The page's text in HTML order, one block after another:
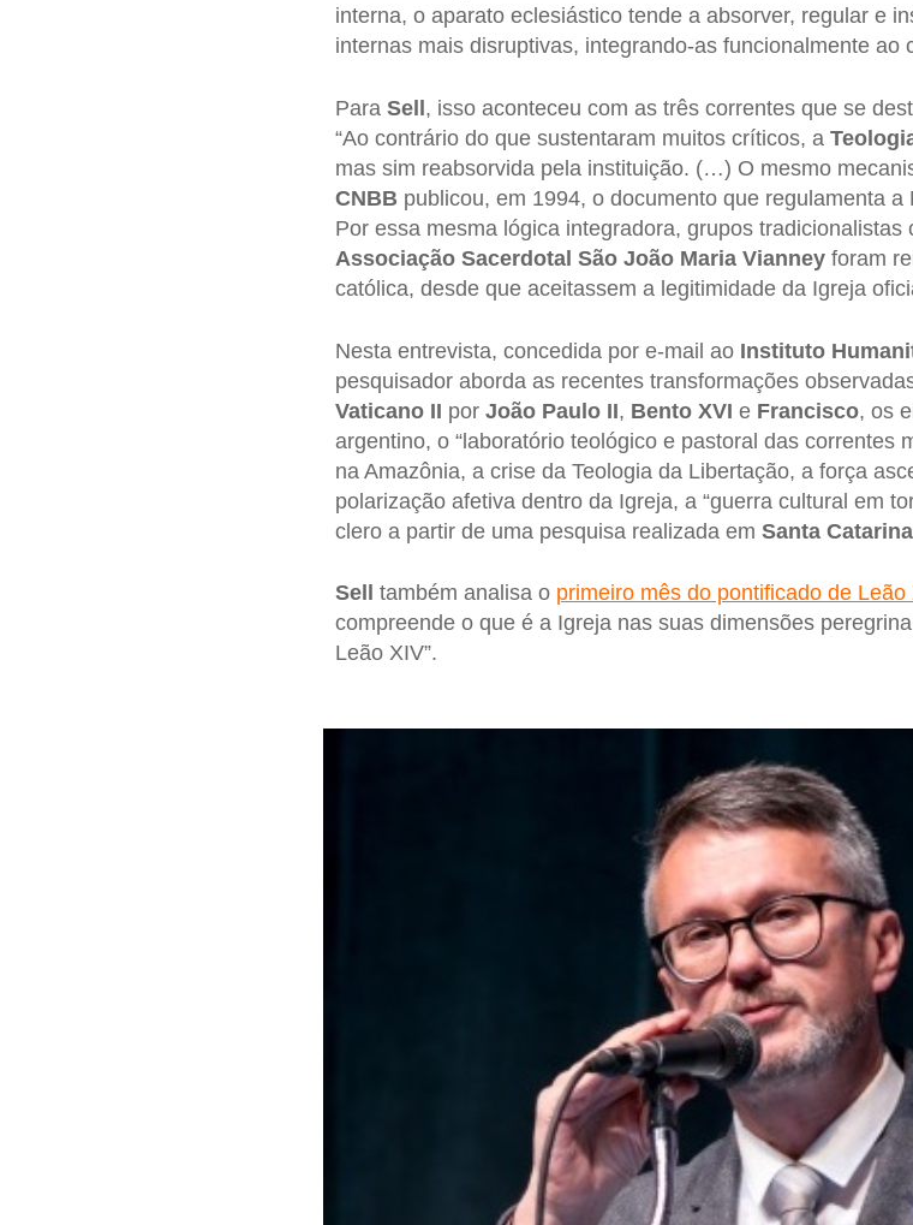
interna, o aparato eclesiástico tende a absorver, regular e
internas mais disruptivas, integrando-as funcionalmente ao
ParaSell , isso aconteceu com as três correntes que se
“Ao contrário do que sustentaram muitos críticos, a
mas sim reabsorvida pela instituição. (…) O mesmo
CNBB publicou, em 1994, o documento que regulamenta
Por essa mesma lógica integradora, grupos tradicionalistas
Associação Sacerdotal São João Maria Vianneyforam
católica, desde que aceitassem a legitimidade da Igreja
Nesta entrevista, concedida por e-mail ao Instituto
pesquisador aborda as recentes transformações
Vaticano II porJoão Paulo II, Bento XVI e Francisco, os
argentino, o “laboratório teológico e pastoral das correntes
na Amazônia, a crise da Teologia da Libertação, a força
polarização afetiva dentro da Igreja, a “guerra cultural em
clero a partir de uma pesquisa realizada em Santa Catarina
Sell também analisa o primeiro mês do pontificado de Leão
compreende o que é a Igreja nas suas dimensões
Leão XIV”.